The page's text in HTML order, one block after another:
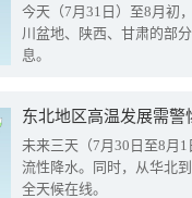
今天（7月31日）至8月初
川盆地、陕西、甘肃的部
息。
东北地区高温发展需
未来三天（7月30日至8月
流性降水。同时，从华北
全天候在线。